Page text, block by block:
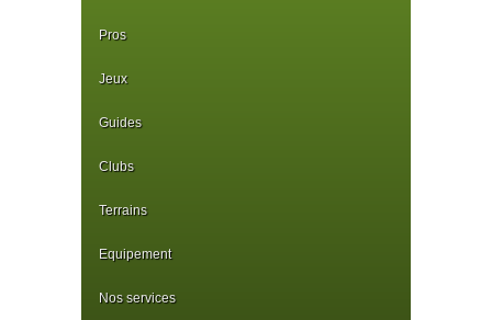
Pros
Jeux
Guides
Clubs
Terrains
Equipement
Nos services